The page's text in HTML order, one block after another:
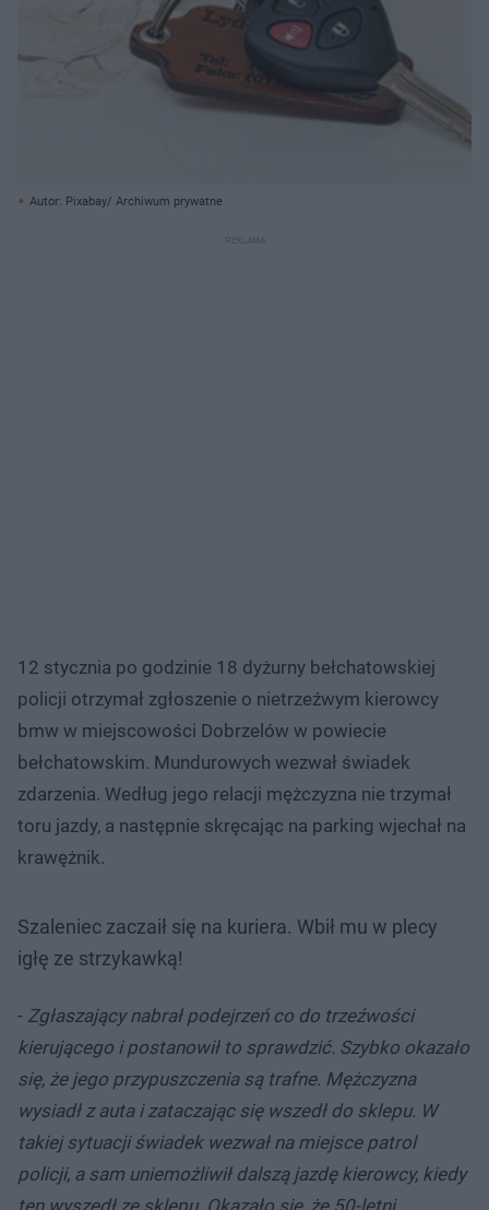
Autor: Pixabay/ Archiwum prywatne
12 stycznia po godzinie 18 dyżurny bełchatowskiej
policji otrzymał zgłoszenie o nietrzeźwym kierowcy
bmw w miejscowości Dobrzelów w powiecie
bełchatowskim. Mundurowych wezwał świadek
zdarzenia. Według jego relacji mężczyzna nie trzymał
toru jazdy, a następnie skręcając na parking wjechał na
krawężnik.
Szaleniec zaczaił się na kuriera. Wbił mu w plecy
igłę ze strzykawką!
- Zgłaszający nabrał podejrzeń co do trzeźwości
kierującego i postanowił to sprawdzić. Szybko okazało
się, że jego przypuszczenia są trafne. Mężczyzna
wysiadł z auta i zataczając się wszedł do sklepu. W
takiej sytuacji świadek wezwał na miejsce patrol
policji, a sam uniemożliwił dalszą jazdę kierowcy, kiedy
ten wyszedł ze sklepu. Okazało się, że 50-letni